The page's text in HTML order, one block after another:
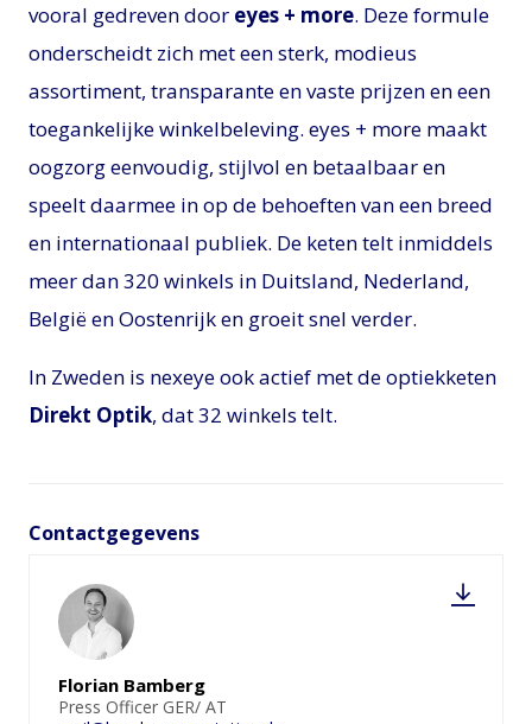
vooral gedreven door eyes + more. Deze formule
onderscheidt zich met een sterk, modieus
assortiment, transparante en vaste prijzen en een
toegankelijke winkelbeleving. eyes + more maakt
oogzorg eenvoudig, stijlvol en betaalbaar en
speelt daarmee in op de behoeften van een breed
en internationaal publiek. De keten telt inmiddels
meer dan 320 winkels in Duitsland, Nederland,
België en Oostenrijk en groeit snel verder.
In Zweden is nexeye ook actief met de optiekketen
Direkt Optik, dat 32 winkels telt.
Contactgegevens
Florian Bamberg
Press Officer GER/ AT